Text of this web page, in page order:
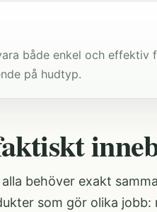
både enkel och effektiv
på hudtyp.
behöver exakt
som gör olika jobb: